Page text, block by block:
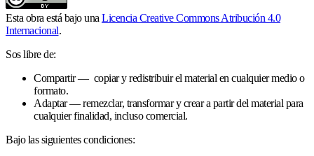
Esta obra está bajo una Licencia Creative Commons Atribución 4.0
Internacional.
Sos libre de:
Compartir — copiar y redistribuir el material en cualquier medio o
formato.
Adaptar — remezclar, transformar y crear a partir del material para
cualquier finalidad, incluso comercial.
Bajo las siguientes condiciones: